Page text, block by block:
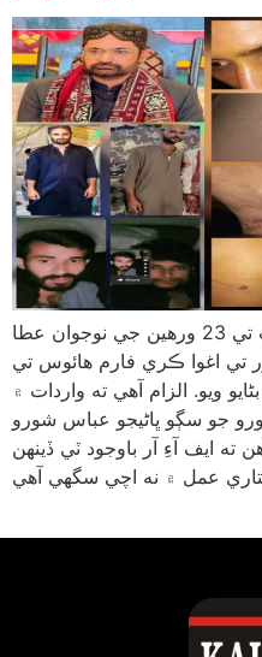
ڪوٽڙي شهر ۾ ڏينهن ڏٺي واٽ تي 23 ورهين جي نوجوان عطا
تي اغوا ڪري فارم هائوس تي
ويو. الزام آهي ته واردات ۾
جو سڳو ڀاڻيجو عباس شورو
ايف آءِ آر باوجود ٽي ڏينهن